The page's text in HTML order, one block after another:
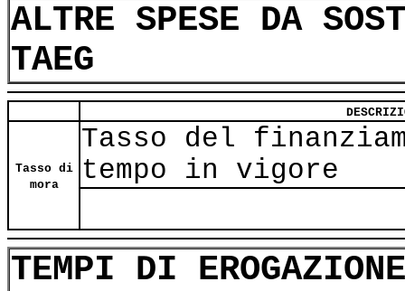
ALTRE SPESE DA
TAEG
Tasso di
mora
Tasso del
tempo in vigore
TEMPI DI EROGAZIONE